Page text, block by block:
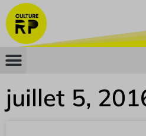
juillet 5,